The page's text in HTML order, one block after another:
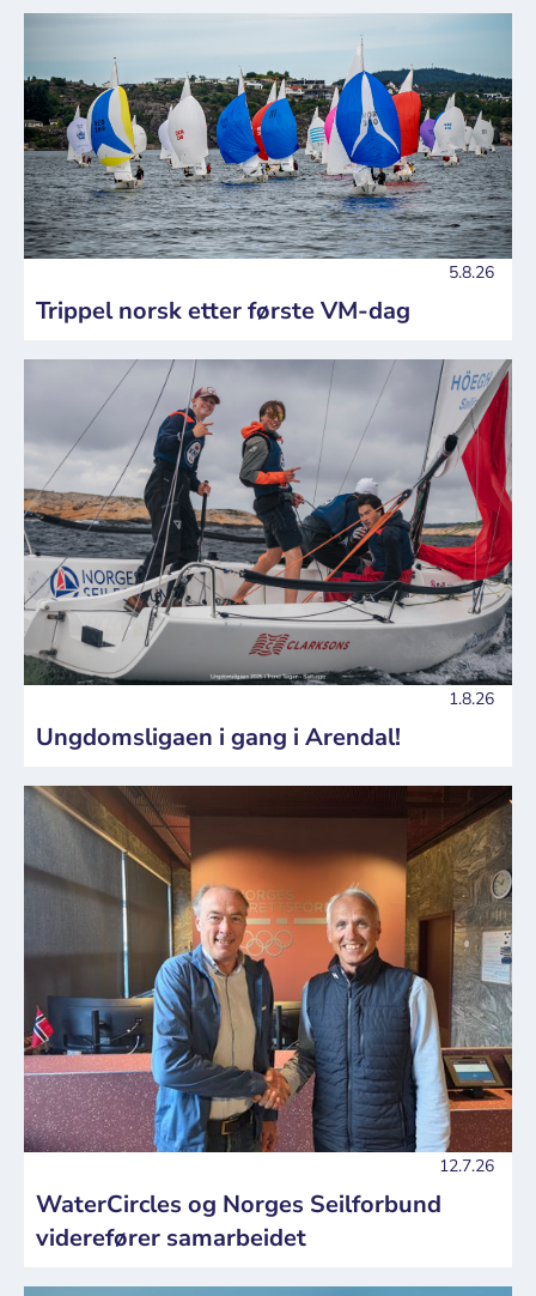
5.8.26
Trippel norsk etter første VM-dag
1.8.26
Ungdomsligaen i gang i Arendal!
12.7.26
WaterCircles og Norges Seilforbund
viderefører samarbeidet